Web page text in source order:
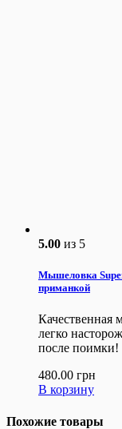
5.00 из 5
Мышеловка
приманкой
Качественная
легко
после поимки!
480.00 грн
В корзину
Похожие товары